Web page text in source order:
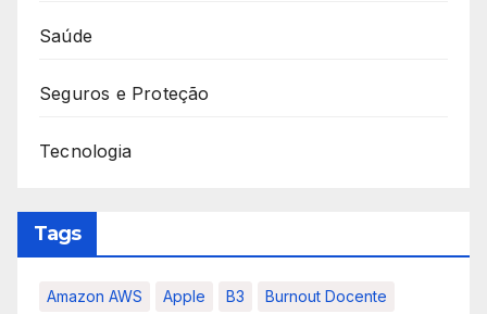
Saúde
Seguros e Proteção
Tecnologia
Tags
Amazon AWS Apple B3 Burnout Docente